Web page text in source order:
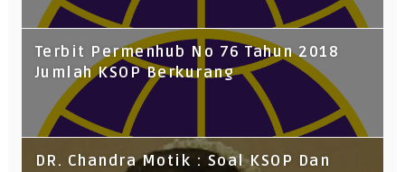
Terbit Permenhub No 76 Tahun 2018
Jumlah KSOP Berkurang
DR. Chandra Motik : Soal KSOP Dan